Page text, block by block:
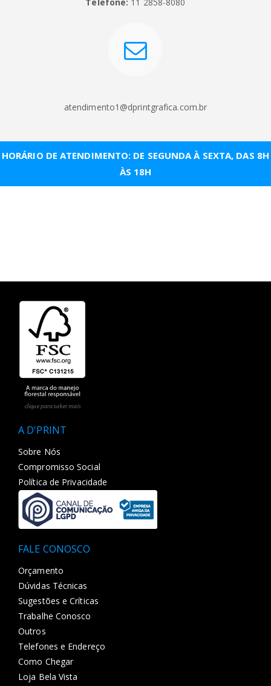
atendimento1@dprintgrafica.com.br
HORÁRIO DE ATENDIMENTO: DE SEGUNDA À SEXTA, DAS 8H
ÀS 18H
A D'PRINT
Sobre Nós
Compromisso Social
Política de Privacidade
FALE CONOSCO
Orçamento
Dúvidas Técnicas
Sugestões e Críticas
Trabalhe Conosco
Outros
Telefones e Endereço
Como Chegar
Loja Bela Vista